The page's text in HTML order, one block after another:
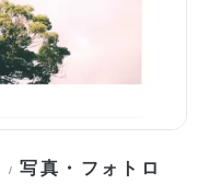
/写真・フォトロ